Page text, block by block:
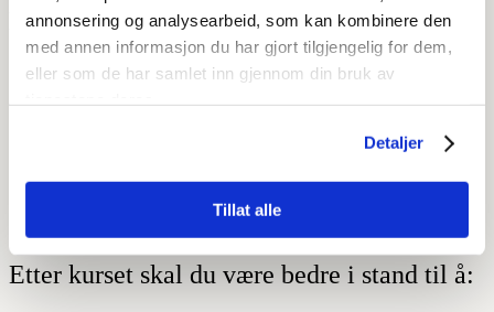
annonsering og analysearbeid, som kan kombinere den
med annen informasjon du har gjort tilgjengelig for dem,
eller som de har samlet inn gjennom din bruk av
Detaljer
Tillat alle
Management og være godt forberedt til
Change Management Foundation-eksamen
Hva lærer du på kurset?
Etter kurset skal du være bedre i stand til å: